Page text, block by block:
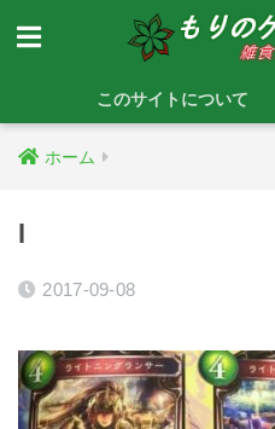
このサイトについて
ホーム
l
2017-09-08